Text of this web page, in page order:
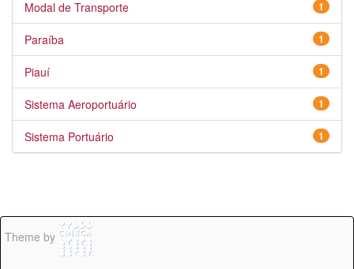
1
Modal de Transporte
1
Paraíba
1
Piauí
1
Sistema Aeroportuário
1
Sistema Portuário
Theme by